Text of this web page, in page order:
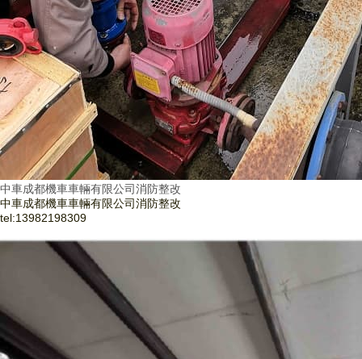
中車成都機車車輛有限公司消防整改
中車成都機車車輛有限公司消防整改
tel:13982198309